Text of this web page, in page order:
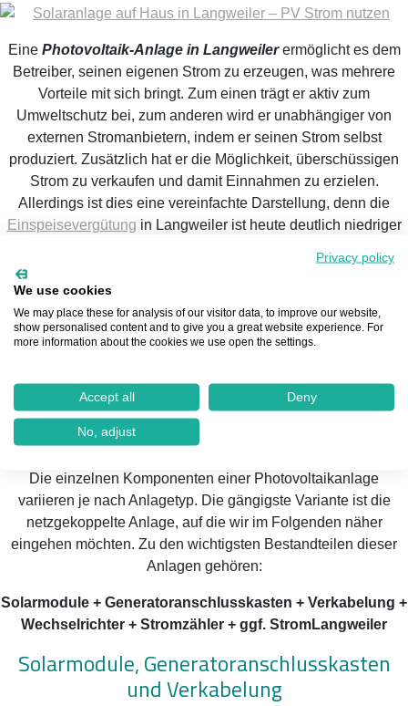
Eine Photovoltaik-Anlage in Langweilerermöglicht es dem
Betreiber, seinen eigenen Strom zu erzeugen, was mehrere
Vorteile mit sich bringt. Zum einen trägt er aktiv zum
Umweltschutz bei, zum anderen wird er unabhängiger von
externen Stromanbietern, indem er seinen Strom selbst
produziert. Zusätzlich hat er die Möglichkeit, überschüssigen
Strom zu verkaufen und damit Einnahmen zu erzielen.
Allerdings ist dies eine vereinfachte Darstellung, denn die
Einspeisevergütung in Langweiler ist heute deutlich niedriger
Eigenstromproduktion häufig erst dann, wenn ein Langweiler
Die Komponenten einerPhotovoltaikanlage
in Langweiler
Die einzelnen Komponenten einer Photovoltaikanlage
variieren je nach Anlagetyp. Die gängigste Variante ist die
netzgekoppelte Anlage, auf die wir im Folgenden näher
eingehen möchten. Zu den wichtigsten Bestandteilen dieser
Anlagen gehören:
Solarmodule + Generatoranschlusskasten + Verkabelung +
Wechselrichter + Stromzähler + ggf. StromLangweiler
Solarmodule, Generatoranschlusskasten
und Verkabelung
Privacy policy
We use cookies
We may place these for analysis of our visitor data, to improve our website,
show personalised content and to give you a great website experience. For
more information about the cookies we use open the settings.
Accept all Deny
No, adjust